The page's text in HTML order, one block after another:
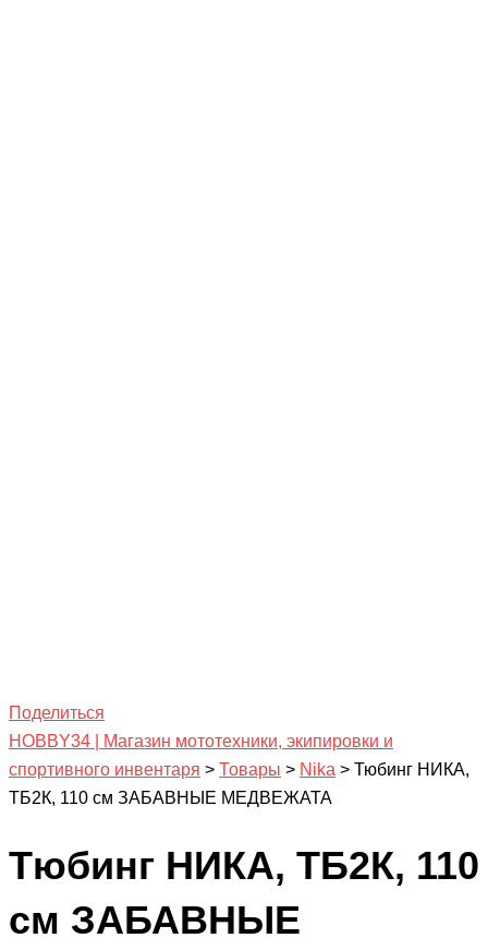
Поделиться
HOBBY34 | Магазин мототехники, экипировки и
спортивного инвентаря > Товары > Nika > Тюбинг НИКА,
ТБ2К, 110 см ЗАБАВНЫЕ МЕДВЕЖАТА
Тюбинг НИКА, ТБ2К, 110
см ЗАБАВНЫЕ